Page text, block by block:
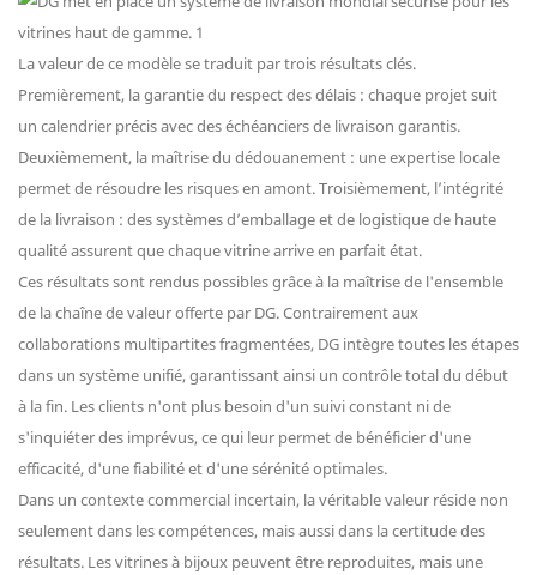
La valeur de ce modèle se traduit par trois résultats clés.
Premièrement, la garantie du respect des délais : chaque projet suit
un calendrier précis avec des échéanciers de livraison garantis.
Deuxièmement, la maîtrise du dédouanement : une expertise locale
permet de résoudre les risques en amont. Troisièmement, l’intégrité
de la livraison : des systèmes d’emballage et de logistique de haute
qualité assurent que chaque vitrine arrive en parfait état.
Ces résultats sont rendus possibles grâce à la maîtrise de l'ensemble
de la chaîne de valeur offerte par DG. Contrairement aux
collaborations multipartites fragmentées, DG intègre toutes les étapes
dans un système unifié, garantissant ainsi un contrôle total du début
à la fin. Les clients n'ont plus besoin d'un suivi constant ni de
s'inquiéter des imprévus, ce qui leur permet de bénéficier d'une
efficacité, d'une fiabilité et d'une sérénité optimales.
Dans un contexte commercial incertain, la véritable valeur réside non
seulement dans les compétences, mais aussi dans la certitude des
résultats. Les vitrines à bijoux peuvent être reproduites, mais une